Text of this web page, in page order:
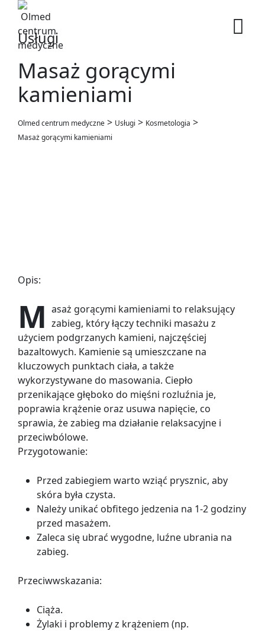
Skip
contentUsługi
Masaż gorącymi
kamieniami
Olmed centrum medyczne > Usługi > Kosmetologia >
Masaż gorącymi kamieniami
Opis:
M asaż gorącymi kamieniami to relaksujący
zabieg, który łączy techniki masażu z
użyciem podgrzanych kamieni, najczęściej
bazaltowych. Kamienie są umieszczane na
kluczowych punktach ciała, a także
wykorzystywane do masowania. Ciepło
przenikające głęboko do mięśni rozluźnia je,
poprawia krążenie oraz usuwa napięcie, co
sprawia, że zabieg ma działanie relaksacyjne i
przeciwbólowe.
Przygotowanie:
Przed zabiegiem warto wziąć prysznic, aby
skóra była czysta.
Należy unikać obfitego jedzenia na 1-2 godziny
przed masażem.
Zaleca się ubrać wygodne, luźne ubrania na
zabieg.
Przeciwwskazania:
Ciąża.
Żylaki i problemy z krążeniem (np.